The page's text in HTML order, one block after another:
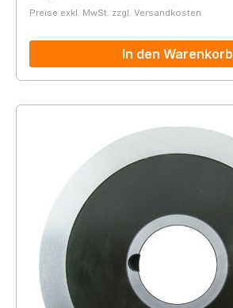
Preise exkl. MwSt. zzgl. Versandkosten
In den Warenkorb